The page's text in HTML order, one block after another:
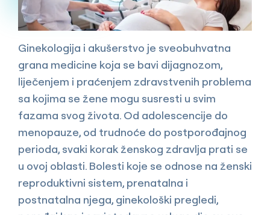
Ginekologija i akušerstvo je sveobuhvatna
grana medicine koja se bavi dijagnozom,
liječenjem i praćenjem zdravstvenih problema
sa kojima se žene mogu susresti u svim
fazama svog života. Od adolescencije do
menopauze, od trudnoće do postporođajnog
perioda, svaki korak ženskog zdravlja prati se
u ovoj oblasti. Bolesti koje se odnose na ženski
reproduktivni sistem, prenatalna i
postnatalna njega, ginekološki pregledi,